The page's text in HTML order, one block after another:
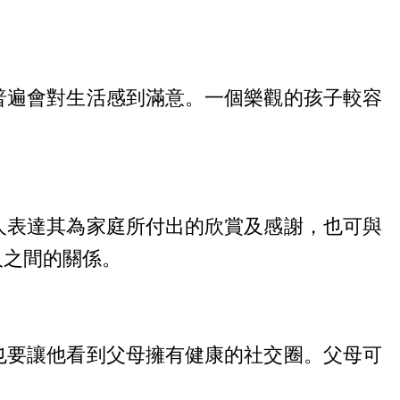
會對生活感到滿意。一個樂觀的孩子較容
達其為家庭所付出的欣賞及感謝，也可與
間的關係。
讓他看到父母擁有健康的社交圈。父母可